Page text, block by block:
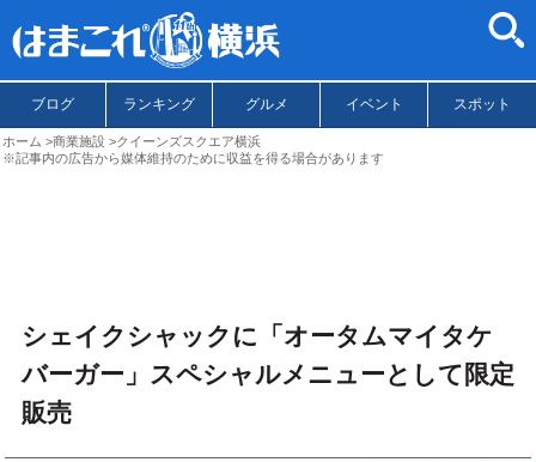
ブログ ランキング グルメ イベント スポット
ホーム 商業施設
クイーンズスクエア横浜
※記事内の広告から媒体維持のために収益を得る場合があります
シェイクシャックに「オータムマイタケ
バーガー」スペシャルメニューとして限定
販売